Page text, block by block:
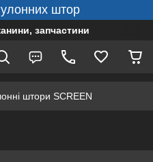
штор
запчастини
штори SCREEN